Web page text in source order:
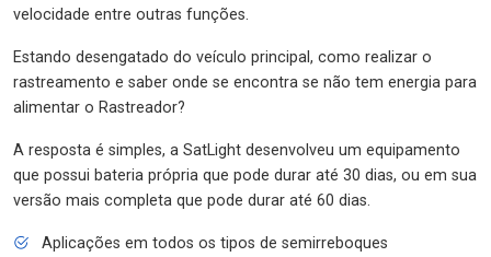
velocidade entre outras funções.
Estando desengatado do veículo principal, como realizar o
rastreamento e saber onde se encontra se não tem energia para
alimentar o Rastreador?
A resposta é simples, a SatLight desenvolveu um equipamento
que possui bateria própria que pode durar até 30 dias, ou em sua
versão mais completa que pode durar até 60 dias.
Aplicações em todos os tipos de semirreboques